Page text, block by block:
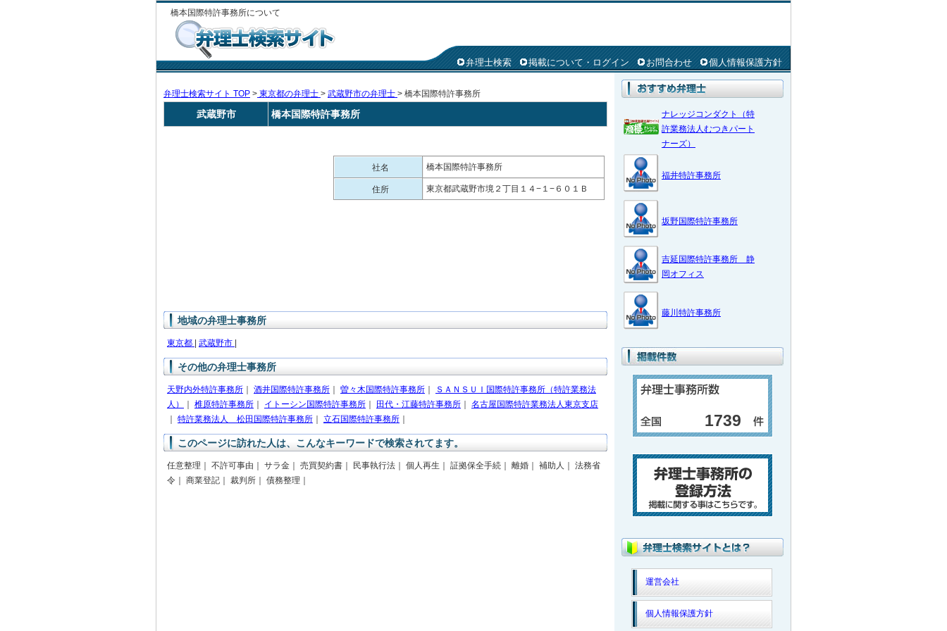
橋本国際特許事務所について
弁理士検索 掲載について・ログイン お問合わせ 個人情報保護方針
弁理士検索サイト TOP > 東京都の弁理士 > 武蔵野市の弁理士 > 橋本国際特許事務所
武蔵野市 橋本国際特許事務所
社名 橋本国際特許事務所
住所 東京都武蔵野市境２丁目１４−１−６０１Ｂ
地域の弁理士事務所
東京都 武蔵野市
その他の弁理士事務所
天野内外特許事務所 酒井国際特許事務所 曽々木国際特許事務所
ＳＡＮＳＵＩ国際特許事務所（特許業務法
人）
椎原特許事務所 イトーシン国際特許事務所 田代・江藤特許事務所
名古屋国際特許業務法人東京支店
特許業務法人 松田国際特許事務所 立石国際特許事務所
このページに訪れた人は、こんなキーワードで検索されてます。
任意整理｜ 不許可事由｜ サラ金｜ 売買契約書｜ 民事執行法｜ 個人再生｜ 証拠保全手続｜ 離婚｜ 補助人｜ 法務省
令｜ 商業登記｜ 裁判所｜ 債務整理｜
ナレッジコンダクト（特
許業務法人むつきパート
ナーズ）
福井特許事務所
坂野国際特許事務所
吉延国際特許事務所 静
岡オフィス
藤川特許事務所
1739
運営会社
個人情報保護方針